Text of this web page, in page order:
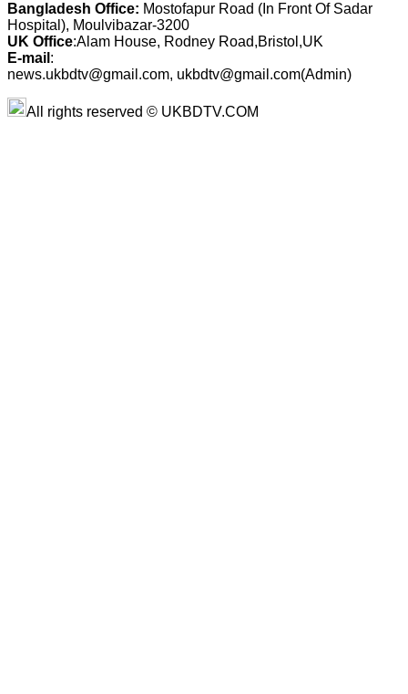
Bangladesh Office: Mostofapur Road (In Front Of Sadar
Hospital), Moulvibazar-3200
UK Office:Alam House, Rodney Road,Bristol,UK
E-mail :
news.ukbdtv@gmail.com, ukbdtv@gmail.com(Admin)
All rights reserved © UKBDTV.COM